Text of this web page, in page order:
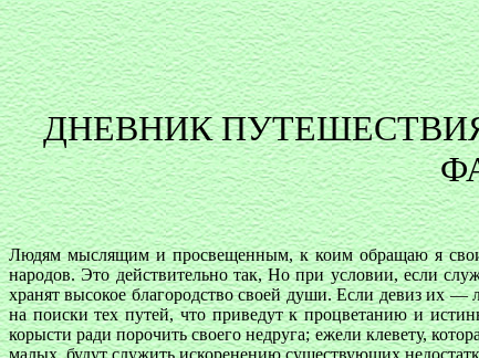
ДНЕВНИК
Людям мыслящим и просвещенным, к коим обращаю я свои
народов. Это действительно так, Но при условии, если
хранят высокое благородство своей души. Если девиз их —
на поиски тех путей, что приведут к процветанию и
корысти ради порочить своего недруга; ежели клевету,
малых, будут служить искоренению существующих